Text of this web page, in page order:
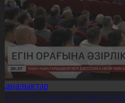
да егін орағына әзірлік